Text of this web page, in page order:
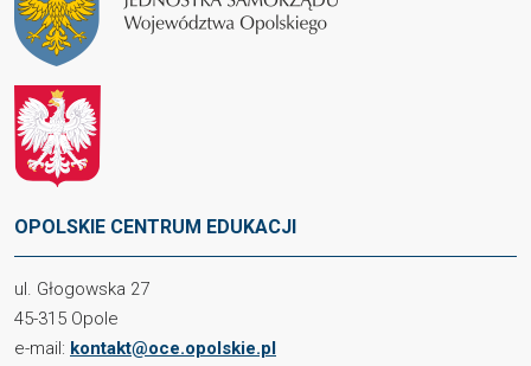
OPOLSKIE CENTRUM EDUKACJI
ul. Głogowska 27
45-315 Opole
e-mail: kontakt@oce.opolskie.pl